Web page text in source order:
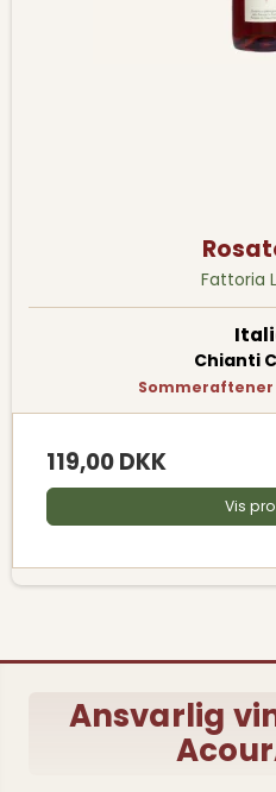
Fattoria
Chianti
119,00 DKK
Vis
Ansvarlig